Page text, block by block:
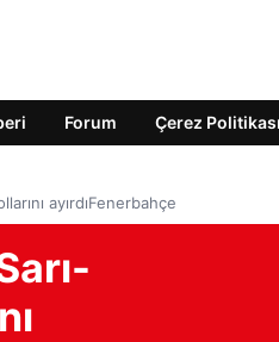
Forum Çerez Politikası
ayırdıFenerbahçe